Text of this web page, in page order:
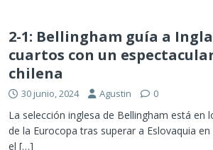
2-1: Bellingham guía a
cuartos con un
chilena
30 junio, 2024 Agustin 0
La selección inglesa de Bellingham está en
de la Eurocopa tras superar a Eslovaquia
el […]